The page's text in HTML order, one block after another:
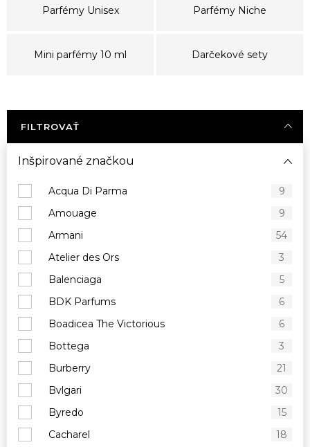
Parfémy Unisex Parfémy Niche
Mini parfémy 10 ml Darčekové sety
FILTROVAŤ
Inšpirované značkou
Acqua Di Parma
9
Amouage
9
Armani
54
Atelier des Ors
3
Balenciaga
5
BDK Parfums
6
Boadicea The Victorious
6
Bottega
3
Burberry
21
Bvlgari
30
Byredo
15
Cacharel
18